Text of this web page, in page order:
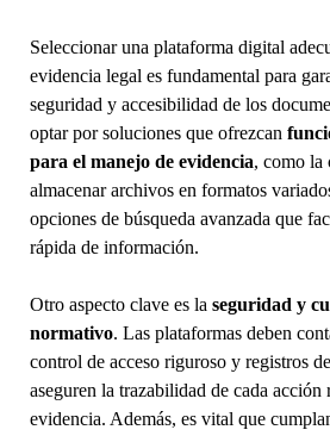
Seleccionar una plataforma digital
evidencia legal es fundamental para
seguridad y accesibilidad de los
optar por soluciones que ofrezcan
para el manejo de evidencia, como la
almacenar archivos en formatos
opciones de búsqueda avanzada que
rápida de información.
Otro aspecto clave es la seguridad y
normativo. Las plataformas deben
control de acceso riguroso y registros
aseguren la trazabilidad de cada acción
evidencia. Además, es vital que